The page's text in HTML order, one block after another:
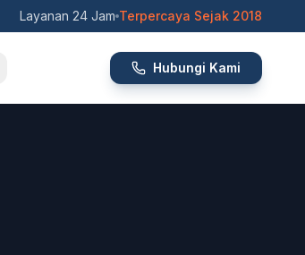
Layanan 24 Jam Terpercaya Sejak 2018
Hubungi Kami